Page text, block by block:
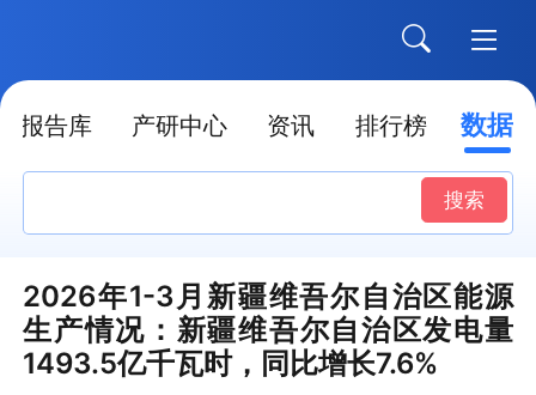
报告库 产研中心 资讯 排行榜 数据
搜索
2026年1-3月新疆维吾尔自治区能源
生产情况：新疆维吾尔自治区发电量
1493.5亿千瓦时，同比增长7.6%